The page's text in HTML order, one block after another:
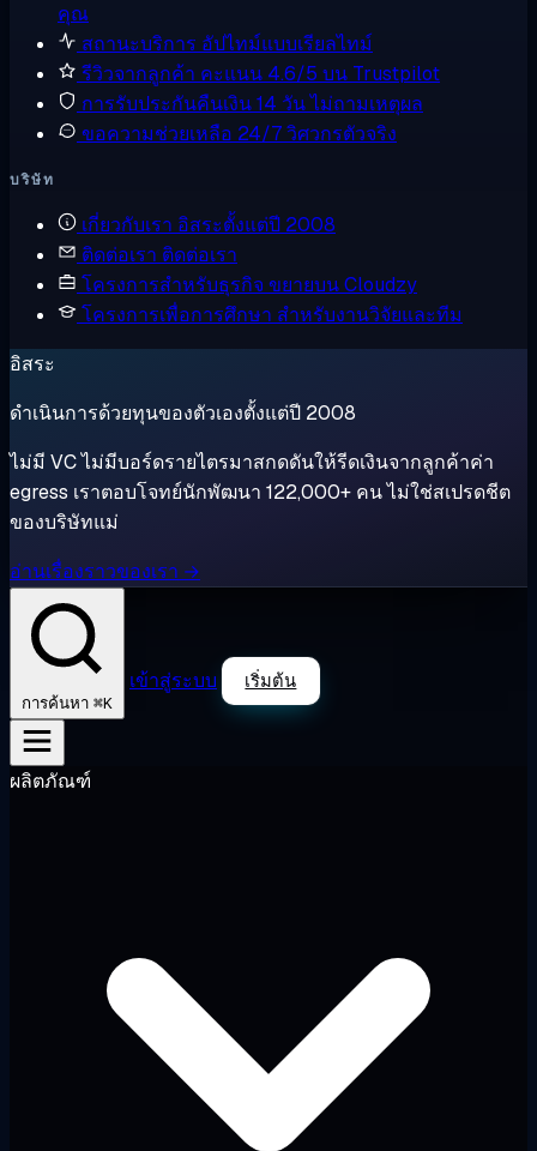
คุณ
สถานะบริการ อัปไทม์แบบเรียลไทม์
รีวิวจากลูกค้า คะแนน 4.6/5 บน Trustpilot
การรับประกันคืนเงิน14 วัน ไม่ถามเหตุผล
ขอความช่วยเหลือ 24/7 วิศวกรตัวจริง
บริษัท
เกี่ยวกับเรา อิสระตั้งแต่ปี 2008
ติดต่อเรา ติดต่อเรา
โครงการสำหรับธุรกิจ ขยายบน Cloudzy
โครงการเพื่อการศึกษา สำหรับงานวิจัยและทีม
อิสระ
ดำเนินการด้วยทุนของตัวเองตั้งแต่ปี 2008
ไม่มี VC ไม่มีบอร์ดรายไตรมาสกดดันให้รีดเงินจากลูกค้าค่า
egress เราตอบโจทย์นักพัฒนา 122,000+ คน ไม่ใช่สเปรดชีต
ของบริษัทแม่
อ่านเรื่องราวของเรา →
การค้นหา ⌘K
เข้าสู่ระบบ เริ่มต้น
ผลิตภัณฑ์